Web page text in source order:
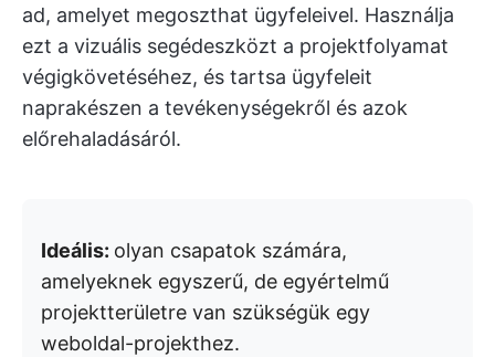
ad, amelyet megoszthat ügyfeleivel. Használja
ezt a vizuális segédeszközt a projektfolyamat
végigkövetéséhez, és tartsa ügyfeleit
naprakészen a tevékenységekről és azok
előrehaladásáról.
Ideális: olyan csapatok számára,
amelyeknek egyszerű, de egyértelmű
projektterületre van szükségük egy
weboldal-projekthez.